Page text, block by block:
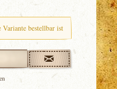
Variante bestellbar ist